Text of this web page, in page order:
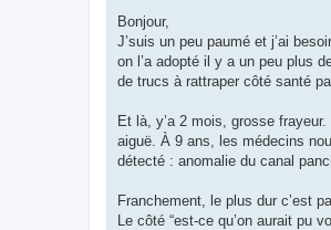
s
a
g
n
l
u
Bonjour,
J’suis un peu paumé et j’ai
on l’a adopté il y a un peu plus
de trucs à rattraper côté santé
Et là, y’a 2 mois, grosse
aiguë. À 9 ans, les médecins
détecté : anomalie du canal
Franchement, le plus dur c’est
Le côté “est-ce qu’on aurait pu